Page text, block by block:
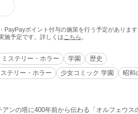
ポイント付与の施策を行う予定があります
施予定です。詳しくは こちら 。
ミステリー・ホラー 学園
歴史
テリー・ホラー 少女コミック 学園 昭和
アンの塔に400年前から伝わる「オルフェウ